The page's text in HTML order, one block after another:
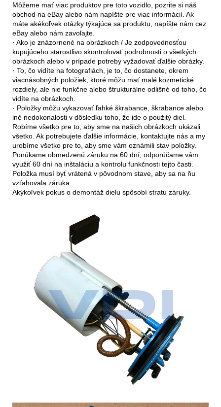
Môžeme mať viac produktov pre toto vozidlo, pozrite si náš
obchod na eBay alebo nám napíšte pre viac informácií. Ak
máte akékoľvek otázky týkajúce sa produktu, napíšte nám cez
eBay alebo nám zavolajte.
· Ako je znázornené na obrázkoch / Je zodpovednosťou
kupujúceho starostlivo skontrolovať podrobnosti o všetkých
obrázkoch alebo v prípade potreby vyžadovať ďalšie obrázky.
· To, čo vidíte na fotografiách, je to, čo dostanete, okrem
viacnásobných položiek, ktoré môžu mať malé kozmetické
rozdiely, ale nie funkčne alebo štrukturálne odlišné od toho, čo
vidíte na obrázkoch.
· Položky môžu vykazovať ľahké škrabance, škrabance alebo
iné nedokonalosti v dôsledku toho, že ide o použitý diel.
Robíme všetko pre to, aby sme na našich obrázkoch ukázali
všetko. Ak potrebujete ďalšie informácie, kontaktujte nás a my
urobíme všetko pre to, aby sme vám oznámili stav položky.
Ponúkame obmedzenú záruku na 60 dní; odporúčame vám
využiť 60 dní na inštaláciu a kontrolu funkčnosti tejto časti.
Položka musí byť vrátená v pôvodnom stave, aby sa na ňu
vzťahovala záruka.
Akýkoľvek pokus o demontáž dielu spôsobí stratu záruky.